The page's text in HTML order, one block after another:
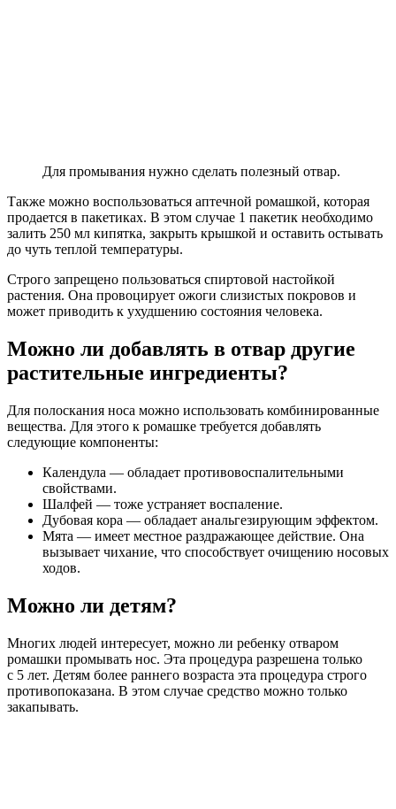
Для промывания нужно сделать полезный отвар.
Также можно воспользоваться аптечной ромашкой, которая
продается в пакетиках. В этом случае 1 пакетик необходимо
залить 250 мл кипятка, закрыть крышкой и оставить остывать
до чуть теплой температуры.
Строго запрещено пользоваться спиртовой настойкой
растения. Она провоцирует ожоги слизистых покровов и
может приводить к ухудшению состояния человека.
Можно ли добавлять в отвар другие
растительные ингредиенты?
Для полоскания носа можно использовать комбинированные
вещества. Для этого к ромашке требуется добавлять
следующие компоненты:
Календула — обладает противовоспалительными
свойствами.
Шалфей — тоже устраняет воспаление.
Дубовая кора — обладает анальгезирующим эффектом.
Мята — имеет местное раздражающее действие. Она
вызывает чихание, что способствует очищению носовых
ходов.
Можно ли детям?
Многих людей интересует, можно ли ребенку отваром
ромашки промывать нос. Эта процедура разрешена только
с 5 лет. Детям более раннего возраста эта процедура строго
противопоказана. В этом случае средство можно только
закапывать.